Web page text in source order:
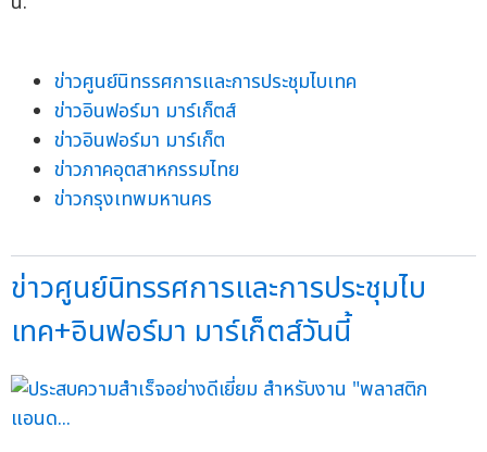
ข่าวศูนย์นิทรรศการและการประชุมไบเทค
ข่าวอินฟอร์มา มาร์เก็ตส์
ข่าวอินฟอร์มา มาร์เก็ต
ข่าวภาคอุตสาหกรรมไทย
ข่าวกรุงเทพมหานคร
ข่าวศูนย์นิทรรศการและการประชุมไบ
เทค+อินฟอร์มา มาร์เก็ตส์วันนี้